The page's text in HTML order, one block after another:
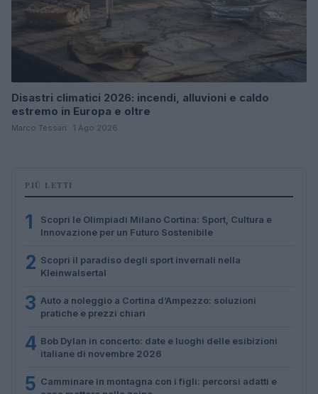
Disastri climatici 2026: incendi, alluvioni e caldo
estremo in Europa e oltre
Marco Tessari · 1 Ago 2026
PIÙ LETTI
1
Scopri le Olimpiadi Milano Cortina: Sport, Cultura e
Innovazione per un Futuro Sostenibile
2 Scopri il paradiso degli sport invernali nella
Kleinwalsertal
3 Auto a noleggio a Cortina d’Ampezzo: soluzioni
pratiche e prezzi chiari
4 Bob Dylan in concerto: date e luoghi delle esibizioni
italiane di novembre 2026
5 Camminare in montagna con i figli: percorsi adatti e